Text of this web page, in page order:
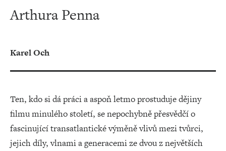
Arthura Penna
Karel Och
Ten, kdo si dá práci a aspoň letmo prostuduje dějiny
filmu minulého století, se nepochybně přesvědčí o
fascinující transatlantické výměně vlivů mezi tvůrci,
jejich díly, vlnami a generacemi ze dvou z největších